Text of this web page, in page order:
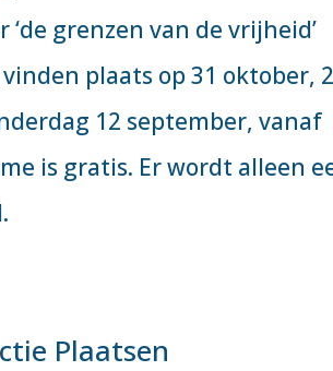
grenzen van de vrijheid’
plaats op 31 oktober,
12 september, vanaf
is gratis. Er wordt alleen
Plaatsen